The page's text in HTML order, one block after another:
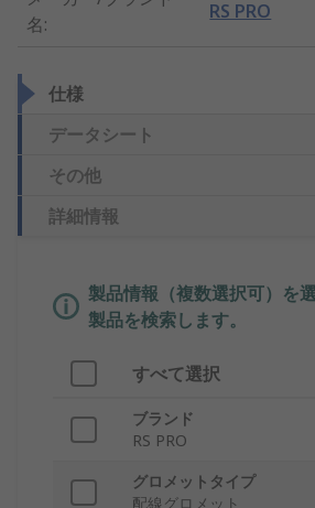
名:
RS PRO
仕様
データシート
その他
詳細情報
製品情報（複数選択可）を
製品を検索します。
すべて選択
ブランド
RS PRO
グロメットタイプ
配線グロメット